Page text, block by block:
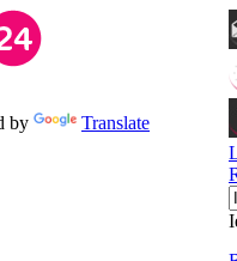
by
Translate